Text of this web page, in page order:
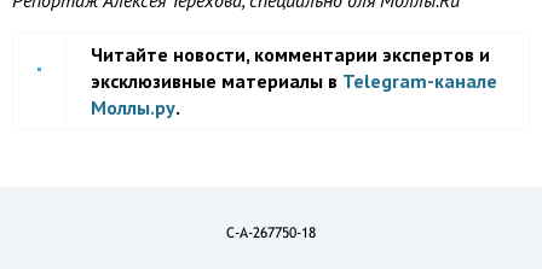
Читайте новости, комментарии экспертов и
эксклюзивные материалы в Telegram-канале
Моллы.ру.
C-A-267750-18